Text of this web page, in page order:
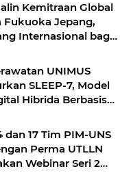
Kemitraan Global
Fukuoka Jepang,
Internasional bagi
UNIMUS
SLEEP-7, Model
Hibrida Berbasis
dan 17 Tim PIM-UNS
Perma UTLLN
Webinar Seri 2